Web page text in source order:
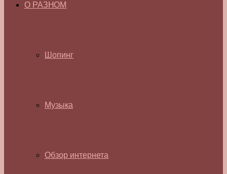
О РАЗНОМ
Шопинг
Музыка
Обзор интернета